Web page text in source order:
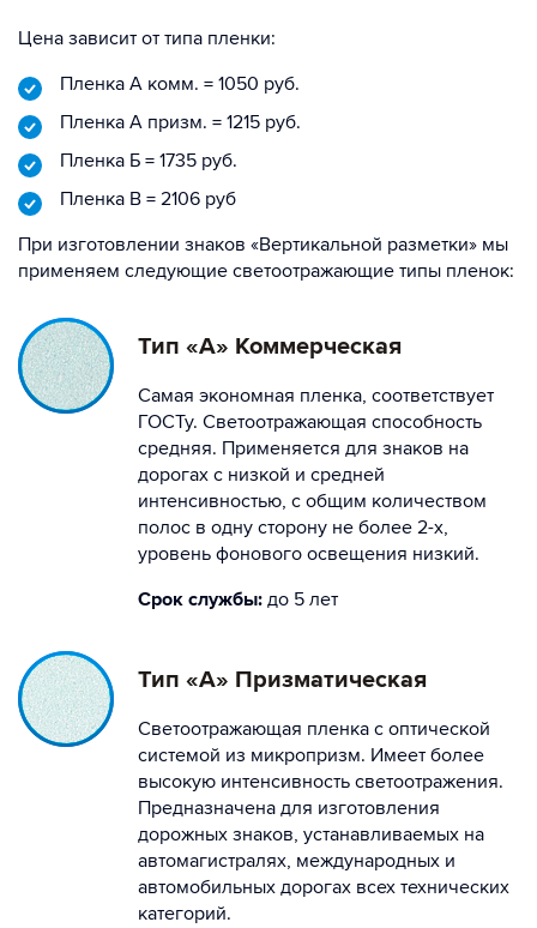
Цена зависит от типа пленки:
Пленка А комм. = 1050 руб.
Пленка А призм. = 1215 руб.
Пленка Б = 1735 руб.
Пленка В = 2106 руб
При изготовлении знаков «Вертикальной разметки» мы
применяем следующие светоотражающие типы пленок:
Тип «А» Коммерческая
Самая экономная пленка, соответствует
ГОСТу. Светоотражающая способность
средняя. Применяется для знаков на
дорогах с низкой и средней
интенсивностью, с общим количеством
полос в одну сторону не более 2-х,
уровень фонового освещения низкий.
Срок службы: до 5 лет
Тип «А» Призматическая
Светоотражающая пленка с оптической
системой из микропризм. Имеет более
высокую интенсивность светоотражения.
Предназначена для изготовления
дорожных знаков, устанавливаемых на
автомагистралях, международных и
автомобильных дорогах всех технических
категорий.